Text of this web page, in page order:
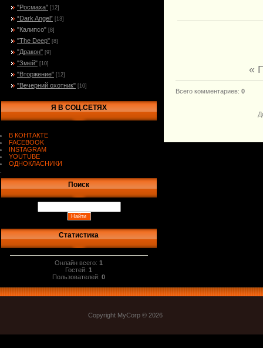
"Росмаха" [12]
“Dark Angel” [13]
"Калипсо" [8]
"The Deep" [8]
"Дракон" [9]
"Змей" [10]
"Вторжение" [12]
"Вечерний охотник" [10]
Я В СОЦ.СЕТЯХ
В КОНТАКТЕ
FACEBOOK
INSTAGRAM
YOUTUBE
ОДНОКЛАСНИКИ
Поиск
Статистика
Онлайн всего:1
Гостей:1
Пользователей:0
«
Всего комментариев: 0
Copyright MyCorp © 2026